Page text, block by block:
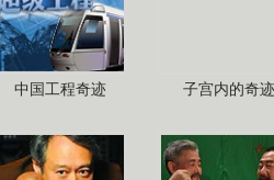
中国工程奇迹 子宫内的奇迹